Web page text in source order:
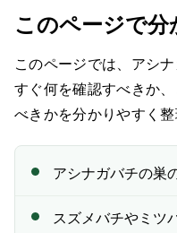
— 行わないこと
— 刺されるリスク
— 家族・ペットへの
— 近隣への影響
このページで分
このページでは、アシ
すぐ何を確認すべきか
べきかを分かりやすく整
アシナガバチの巣
スズメバチやミツ